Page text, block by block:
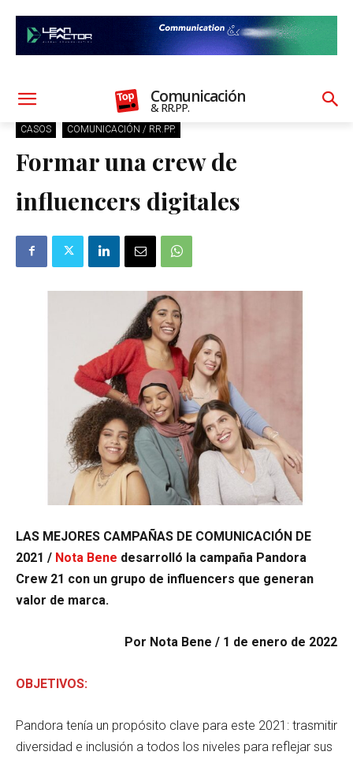
Comunicación
& RR.PP.
CASOS COMUNICACIÓN / RR.PP.
Formar una crew de
influencers digitales
LAS MEJORES CAMPAÑAS DE COMUNICACIÓN DE
2021 / Nota Bene desarrolló la campaña Pandora
Crew 21 con un grupo de influencers que generan
valor de marca.
Por Nota Bene / 1 de enero de 2022
OBJETIVOS:
Pandora tenía un propósito clave para este 2021: trasmitir
diversidad e inclusión a todos los niveles para reflejar sus